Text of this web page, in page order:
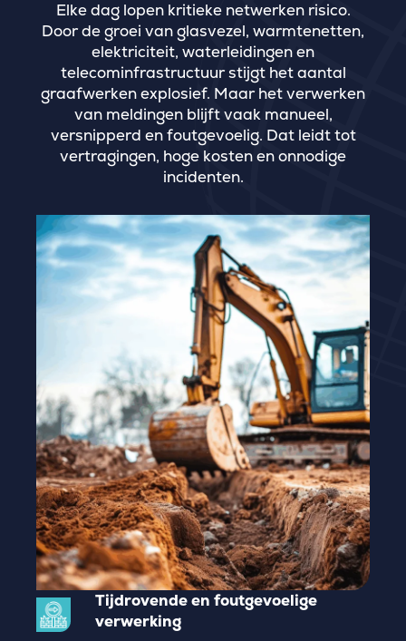
Elke dag lopen kritieke netwerken risico.
Door de groei van glasvezel, warmtenetten,
elektriciteit, waterleidingen en
telecominfrastructuur stijgt het aantal
graafwerken explosief. Maar het verwerken
van meldingen blijft vaak manueel,
versnipperd en foutgevoelig. Dat leidt tot
vertragingen, hoge kosten en onnodige
incidenten.
Tijdrovende en foutgevoelige
verwerking